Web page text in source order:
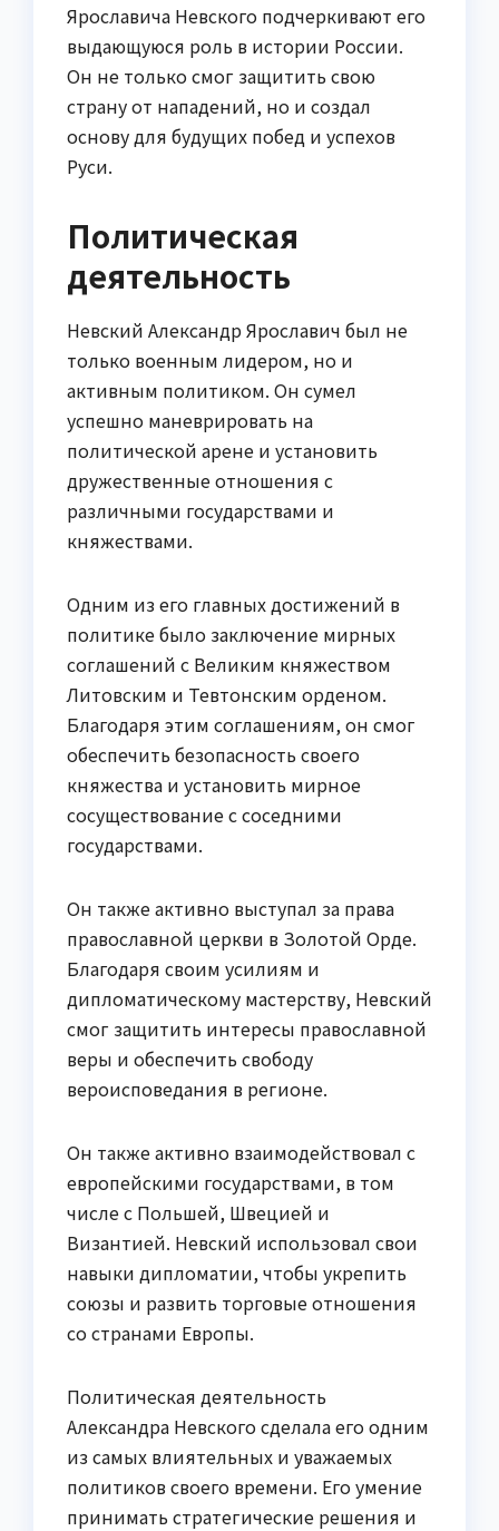
Ярославича Невского подчеркивают его
выдающуюся роль в истории России.
Он не только смог защитить свою
страну от нападений, но и создал
основу для будущих побед и успехов
Руси.
Политическая
деятельность
Невский Александр Ярославич был не
только военным лидером, но и
активным политиком. Он сумел
успешно маневрировать на
политической арене и установить
дружественные отношения с
различными государствами и
княжествами.
Одним из его главных достижений в
политике было заключение мирных
соглашений с Великим княжеством
Литовским и Тевтонским орденом.
Благодаря этим соглашениям, он смог
обеспечить безопасность своего
княжества и установить мирное
сосуществование с соседними
государствами.
Он также активно выступал за права
православной церкви в Золотой Орде.
Благодаря своим усилиям и
дипломатическому мастерству, Невский
смог защитить интересы православной
веры и обеспечить свободу
вероисповедания в регионе.
Он также активно взаимодействовал с
европейскими государствами, в том
числе с Польшей, Швецией и
Византией. Невский использовал свои
навыки дипломатии, чтобы укрепить
союзы и развить торговые отношения
со странами Европы.
Политическая деятельность
Александра Невского сделала его одним
из самых влиятельных и уважаемых
политиков своего времени. Его умение
принимать стратегические решения и